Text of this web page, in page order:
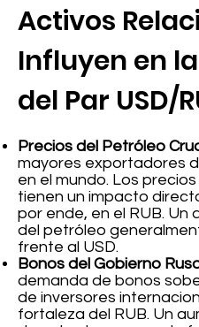
Activos
Influyen en
del Par USD/
Precios del Petróleo
mayores exportadores
en el mundo. Los
tienen un impacto
por ende, en el RUB. Un
del petróleo
frente al USD.
Bonos del Gobierno
demanda de bonos
de inversores
fortaleza del RUB. Un